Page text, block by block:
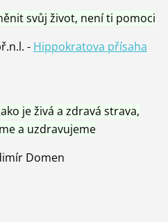
svůj život, není ti pomoci
- Hippokratova přísaha
je živá a zdravá strava,
a uzdravujeme
Domen